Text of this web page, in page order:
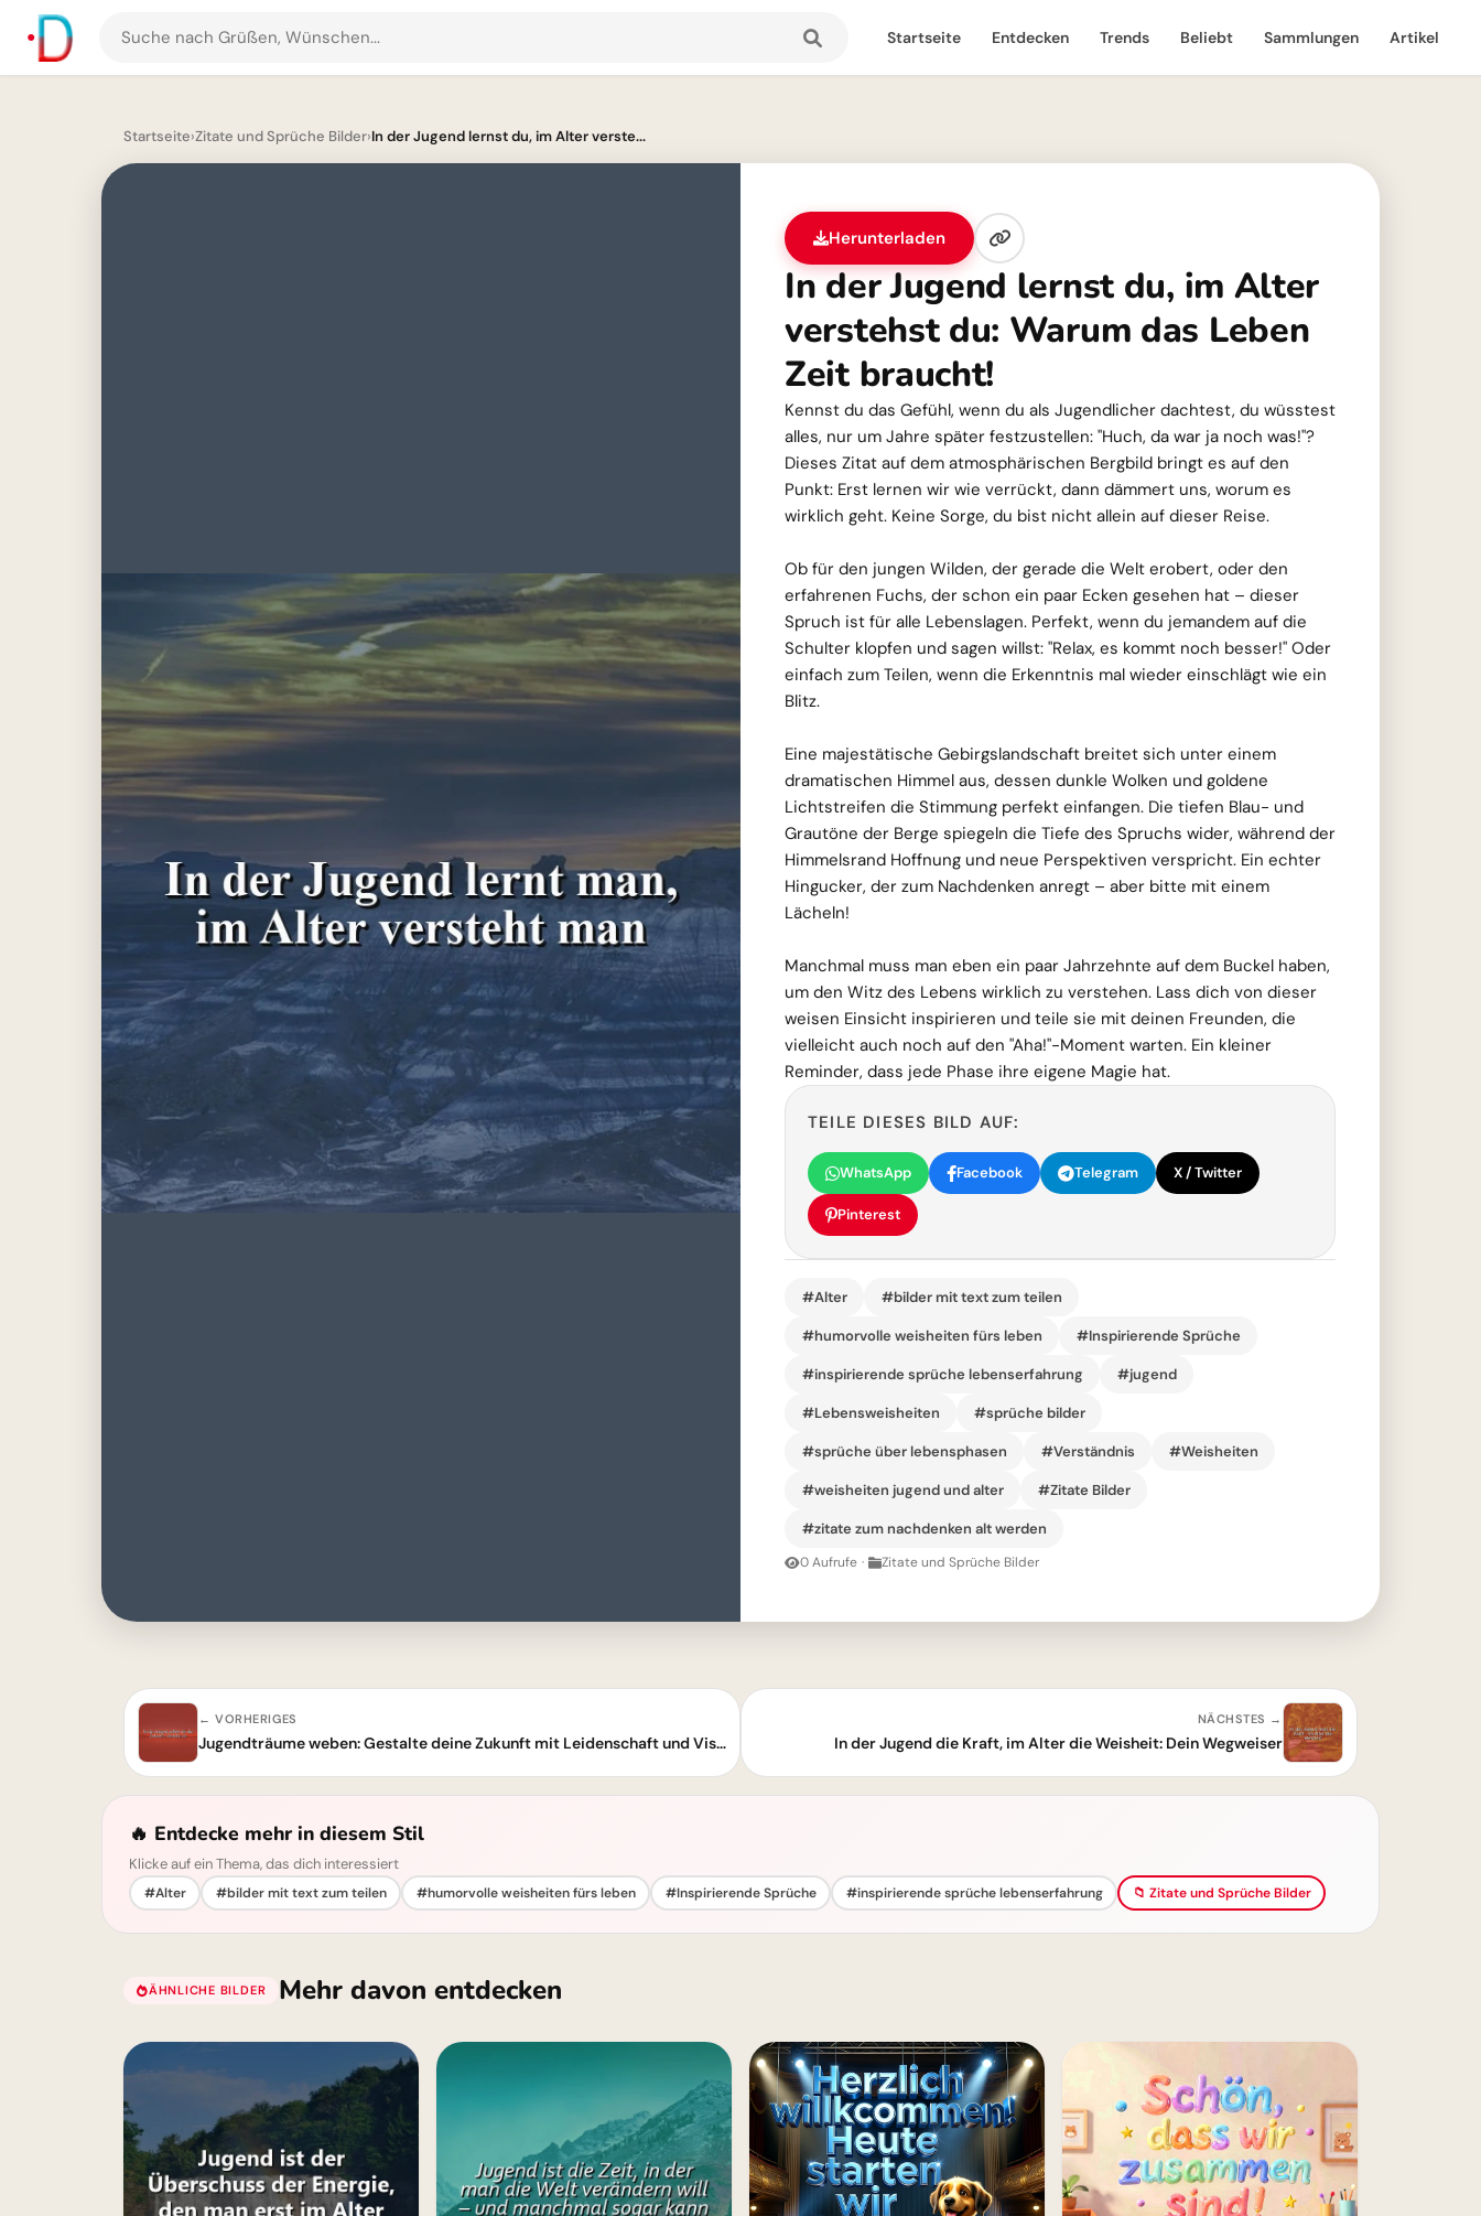
Suche
nach
und
Startseite Entdecken Trends Beliebt Sammlungen Artikel
Startseite›Zitate und Sprüche Bilder›In der Jugend lernst du, im Alter verste...
Herunterladen
In der Jugend lernst du, im Alter
verstehst du: Warum das Leben
Zeit braucht!
Kennst du das Gefühl, wenn du als Jugendlicher dachtest, du wüsstest
alles, nur um Jahre später festzustellen: "Huch, da war ja noch was!"?
Dieses Zitat auf dem atmosphärischen Bergbild bringt es auf den
Punkt: Erst lernen wir wie verrückt, dann dämmert uns, worum es
wirklich geht. Keine Sorge, du bist nicht allein auf dieser Reise.
Ob für den jungen Wilden, der gerade die Welt erobert, oder den
erfahrenen Fuchs, der schon ein paar Ecken gesehen hat – dieser
Spruch ist für alle Lebenslagen. Perfekt, wenn du jemandem auf die
Schulter klopfen und sagen willst: "Relax, es kommt noch besser!" Oder
einfach zum Teilen, wenn die Erkenntnis mal wieder einschlägt wie ein
Blitz.
Eine majestätische Gebirgslandschaft breitet sich unter einem
dramatischen Himmel aus, dessen dunkle Wolken und goldene
Lichtstreifen die Stimmung perfekt einfangen. Die tiefen Blau- und
Grautöne der Berge spiegeln die Tiefe des Spruchs wider, während der
Himmelsrand Hoffnung und neue Perspektiven verspricht. Ein echter
Hingucker, der zum Nachdenken anregt – aber bitte mit einem
Lächeln!
Manchmal muss man eben ein paar Jahrzehnte auf dem Buckel haben,
um den Witz des Lebens wirklich zu verstehen. Lass dich von dieser
weisen Einsicht inspirieren und teile sie mit deinen Freunden, die
vielleicht auch noch auf den "Aha!"-Moment warten. Ein kleiner
Reminder, dass jede Phase ihre eigene Magie hat.
TEILE DIESES BILD AUF:
WhatsApp Facebook Telegram X / Twitter
Pinterest
#Alter #bilder mit text zum teilen
#humorvolle weisheiten fürs leben #Inspirierende Sprüche
#inspirierende sprüche lebenserfahrung #jugend
#Lebensweisheiten #sprüche bilder
#sprüche über lebensphasen #Verständnis #Weisheiten
#weisheiten jugend und alter #Zitate Bilder
#zitate zum nachdenken alt werden
0 Aufrufe · Zitate und Sprüche Bilder
← VORHERIGES
Jugendträume weben: Gestalte deine Zukunft mit Leidenschaft und Vision.
NÄCHSTES →
In der Jugend die Kraft, im Alter die Weisheit: Dein Wegweiser
🔥 Entdecke mehr in diesem Stil
Klicke auf ein Thema, das dich interessiert
#Alter #bilder mit text zum teilen #humorvolle weisheiten fürs leben #Inspirierende Sprüche #inspirierende sprüche lebenserfahrung 📁 Zitate und Sprüche Bilder
ÄHNLICHE BILDER Mehr davon entdecken